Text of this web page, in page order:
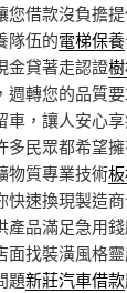
您借款沒負擔
隊伍的電梯保養
金貸著走認證
週轉您的品質
車，讓人安心
多民眾都希望
物質專業技術
快速換現製造
產品滿足急用
面找裝潢風格
題新莊汽車借款